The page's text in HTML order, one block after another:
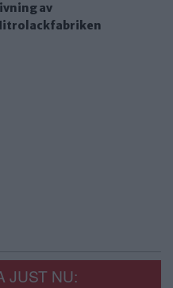
av
JUST NU: